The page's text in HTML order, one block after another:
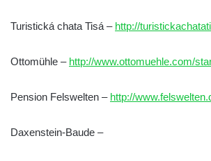
Turistická chata Tisá – http://
Ottomühle – http://www.ottomuehle.com/
Pension Felswelten – http://
Daxenstein-Baude –